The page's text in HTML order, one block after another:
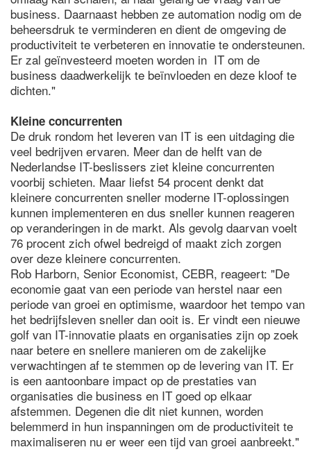
business. Daarnaast hebben ze automation nodig om de
beheersdruk te verminderen en dient de omgeving de
productiviteit te verbeteren en innovatie te ondersteunen.
Er zal geïnvesteerd moeten worden in IT om de
business daadwerkelijk te beïnvloeden en deze kloof te
dichten."
Kleine concurrenten
De druk rondom het leveren van IT is een uitdaging die
veel bedrijven ervaren. Meer dan de helft van de
Nederlandse IT-beslissers ziet kleine concurrenten
voorbij schieten. Maar liefst 54 procent denkt dat
kleinere concurrenten sneller moderne IT-oplossingen
kunnen implementeren en dus sneller kunnen reageren
op veranderingen in de markt. Als gevolg daarvan voelt
76 procent zich ofwel bedreigd of maakt zich zorgen
over deze kleinere concurrenten.
Rob Harborn, Senior Economist, CEBR, reageert: "De
economie gaat van een periode van herstel naar een
periode van groei en optimisme, waardoor het tempo van
het bedrijfsleven sneller dan ooit is. Er vindt een nieuwe
golf van IT-innovatie plaats en organisaties zijn op zoek
naar betere en snellere manieren om de zakelijke
verwachtingen af te stemmen op de levering van IT. Er
is een aantoonbare impact op de prestaties van
organisaties die business en IT goed op elkaar
afstemmen. Degenen die dit niet kunnen, worden
belemmerd in hun inspanningen om de productiviteit te
maximaliseren nu er weer een tijd van groei aanbreekt."